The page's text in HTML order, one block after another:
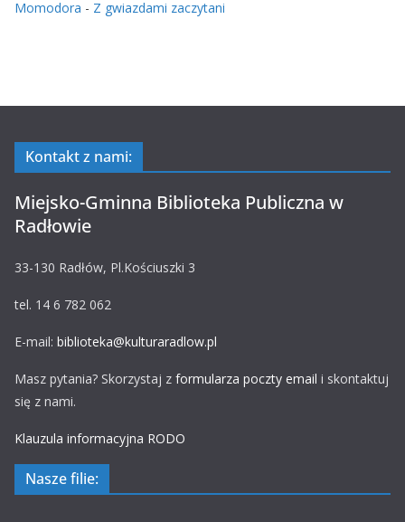
Momodora - Z gwiazdami zaczytani
Kontakt z nami:
Miejsko-Gminna Biblioteka Publiczna w
Radłowie
33-130 Radłów, Pl.Kościuszki 3
tel. 14 6 782 062
E-mail: biblioteka@kulturaradlow.pl
Masz pytania? Skorzystaj z formularza poczty email i skontaktuj
się z nami.
Klauzula informacyjna RODO
Nasze filie: